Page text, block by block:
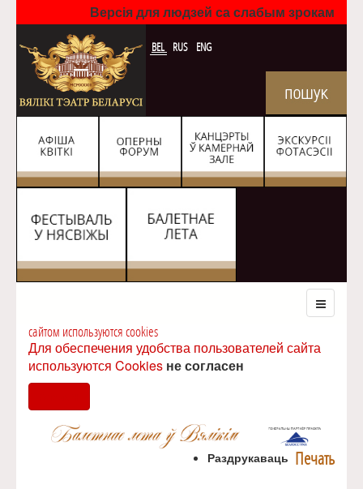
Версія для людзей са слабым зрокам
BEL RUS ENG
сайтом используются cookies
Для обеспечения удобства пользователей сайта
используются Cookies не согласен
Печать
Раздрукаваць